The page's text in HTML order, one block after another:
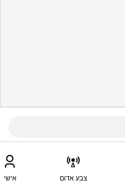
צבע אדום אישי